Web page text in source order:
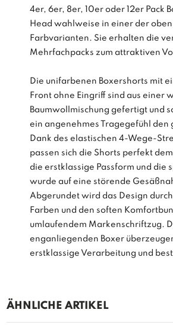
4er, 6er, 8er, 10er oder 12er Pack
Head wahlweise in einer der
Farbvarianten. Sie erhalten die
Mehrfachpacks zum attraktiven
Die unifarbenen Boxershorts mit
Front ohne Eingriff sind aus einer
Baumwollmischung gefertigt und
ein angenehmes Tragegefühl den
Dank des elastischen 4-Wege-
passen sich die Shorts perfekt
die erstklassige Passform und die
wurde auf eine störende
Abgerundet wird das Design
Farben und den soften
umlaufendem Markenschriftzug.
enganliegenden Boxer
erstklassige Verarbeitung und
ÄHNLICHE ARTIKEL